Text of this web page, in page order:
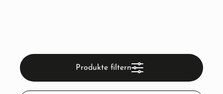
Produkte filtern